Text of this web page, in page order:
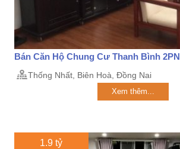
Bán Căn Hộ Chung Cư Thanh Bình 2PN
Thống Nhất, Biên Hoà, Đồng Nai
Xem thêm...
1.9 tỷ